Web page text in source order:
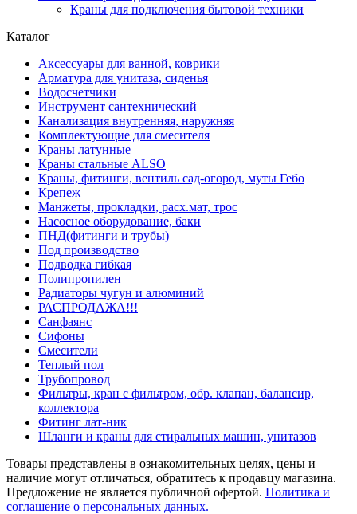
Краны для подключения бытовой техники
Каталог
Аксессуары для ванной, коврики
Арматура для унитаза, сиденья
Водосчетчики
Инструмент сантехнический
Канализация внутренняя, наружняя
Комплектующие для смесителя
Краны латунные
Краны стальные ALSO
Краны, фитинги, вентиль сад-огород, муты Гебо
Крепеж
Манжеты, прокладки, расх.мат, трос
Насосное оборудование, баки
ПНД(фитинги и трубы)
Под производство
Подводка гибкая
Полипропилен
Радиаторы чугун и алюминий
РАСПРОДАЖА!!!
Санфаянс
Сифоны
Смесители
Теплый пол
Трубопровод
Фильтры, кран с фильтром, обр. клапан, балансир,
коллектора
Фитинг лат-ник
Шланги и краны для стиральных машин, унитазов
Товары представлены в ознакомительных целях, цены и
наличие могут отличаться, обратитесь к продавцу магазина.
Предложение не является публичной офертой. Политика и
соглашение о персональных данных.